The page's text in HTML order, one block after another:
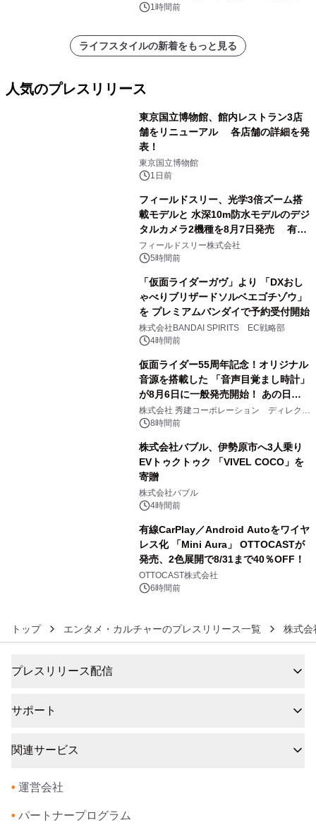
1時間前
ライフスタイルの新着をもっと見る
人気のプレスリリース
東京国立博物館、館内レストラン3店
舗をリニューアル 各店舗の詳細を発
表！
東京国立博物館
1日前
フィールドスリー、光学3倍ズーム搭
載モデルと 水深10m防水モデルのデジ
タルカメラ2機種を8月7日発売 有効
約1300万画素、用途別に選べるコンデ
ジ新登場
フィールドスリー株式会社
5時間前
「仮面ライダーガヴ」より 「DXおし
ゃべりブリザードソルベエゴチゾウ」
を プレミアムバンダイで予約受付開始
株式会社BANDAI SPIRITS EC戦略部
4時間前
仮面ライダー55周年記念！オリジナル
音源を搭載した 「音声目覚まし時計」
が8月6日に一般発売開始！ あの日の
大興奮が今甦る
株式会社 秀建コーポレーション ディレクト
アートギャラリー
8時間前
株式会社バブル、伊勢原市へ3人乗り
EVトゥクトゥク 「VIVEL COCO」を
寄贈
株式会社バブル
4時間前
有線CarPlay／Android Autoをワイヤ
レス化 「Mini Aura」 OTTOCASTが
発売、2色展開で8/31まで40％OFF！
OTTOCAST株式会社
6時間前
トップ エンタメ・カルチャーのプレスリリース一覧 株式会
プレスリリース配信
サポート
関連サービス
• 運営会社
• パートナープログラム